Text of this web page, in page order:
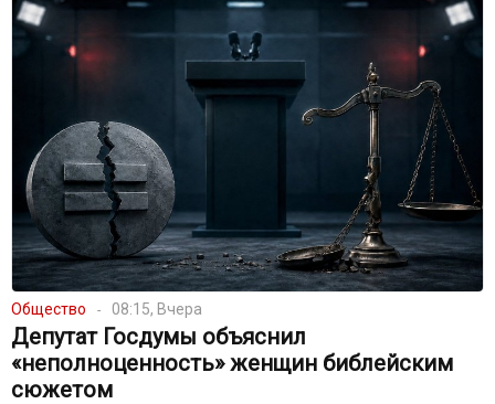
Общество 08:15, Вчера
Депутат Госдумы объяснил
«неполноценность» женщин библейским
сюжетом